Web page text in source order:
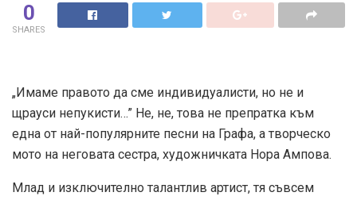
0
SHARES
„Имаме правото да сме индивидуалисти, но не и
щрауси непукисти…” Не, не, това не препратка към
една от най-популярните песни на Графа, а творческо
мото на неговата сестра, художничката Нора Ампова.
Млад и изключително талантлив артист, тя съвсем